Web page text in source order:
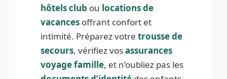
hôtels club ou locations de
vacances offrant confort et
intimité. Préparez votre trousse de
secours, vérifiez vosassurances
voyage famille, et n’oubliez pas les